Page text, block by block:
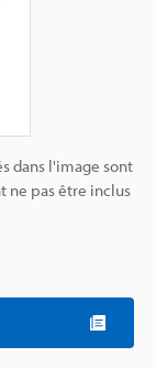
dans l'image sont
ne pas être inclus